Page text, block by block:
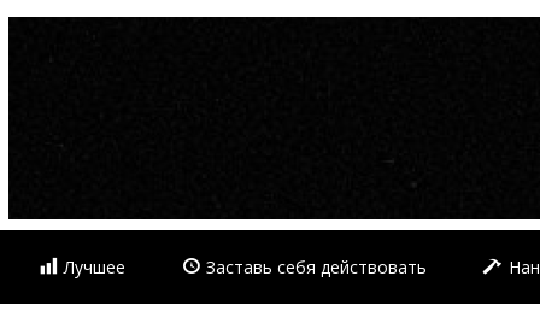
Лучшее Заставь себя действовать